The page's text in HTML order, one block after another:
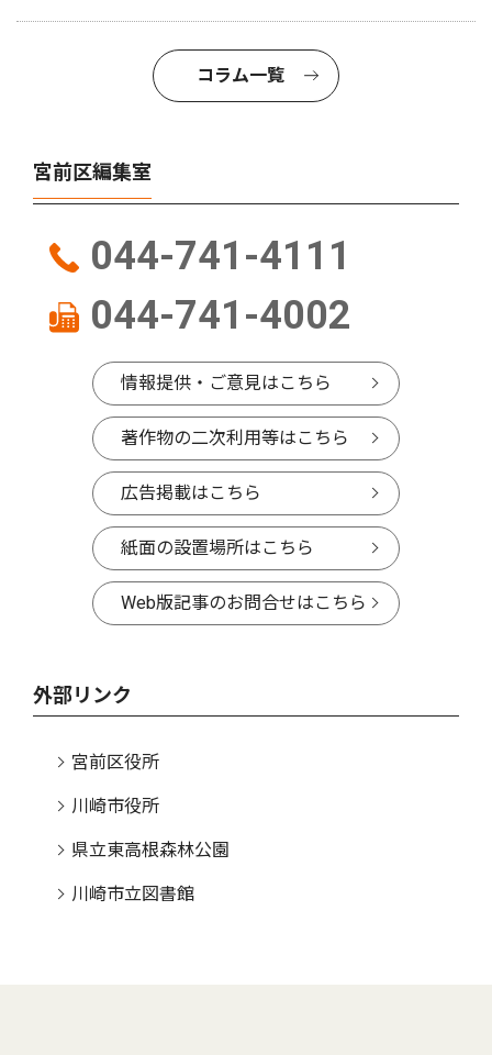
コラム一覧
宮前区編集室
044-741-4111
044-741-4002
情報提供・ご意見はこちら
著作物の二次利用等はこちら
広告掲載はこちら
紙面の設置場所はこちら
Web版記事のお問合せはこちら
外部リンク
宮前区役所
川崎市役所
県立東高根森林公園
川崎市立図書館